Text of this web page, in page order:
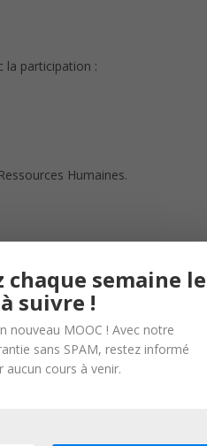
la participation :
Humaines.
avoir envie d’apprendre et
chaque semaine
suivre !
nouveau MOOC ! Avec notre
sans SPAM, restez informé
aucun cours à venir.